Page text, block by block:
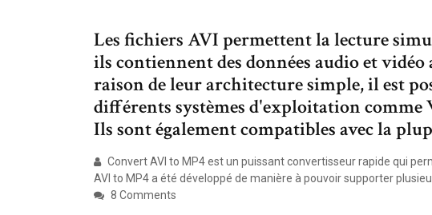
Les fichiers AVI permettent la lecture
ils contiennent des données audio et
raison de leur architecture simple, il est
différents systèmes d'exploitation
Ils sont également compatibles avec la
Convert AVI to MP4 est un puissant convertisseur rapide qui
AVI to MP4 a été développé de manière à pouvoir supporter
8 Comments